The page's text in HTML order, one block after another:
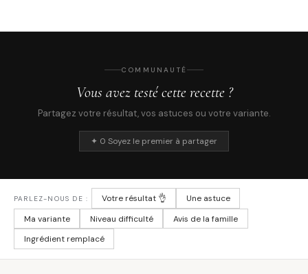
COMMUNAUTÉ
Vous avez testé cette recette ?
Partagez votre résultat, vos astuces ou votre variante.
✦ 0 Soyez le premier à partager
PARLEZ-NOUS DE : Votre résultat 👌
Une astuce
Ma variante
Niveau difficulté
Avis de la famille
Ingrédient remplacé